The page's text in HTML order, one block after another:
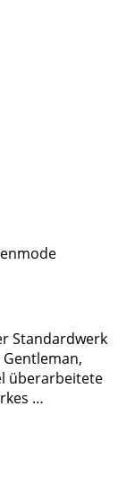
Standardwerk
überarbeitete
…